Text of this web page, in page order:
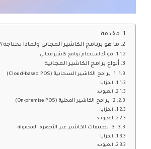
مقدمة
ما هو برنامج الكاشير المجاني ولماذا تحتاجه؟
فوائد استخدام برنامج كاشير مجاني
أنواع برامج الكاشير المجانية
1. برامج الكاشير السحابية (Cloud-based POS)
المزايا:
العيوب:
2. برامج الكاشير المحلية (On-premise POS)
المزايا:
العيوب:
3. تطبيقات الكاشير عبر الأجهزة المحمولة
المزايا:
العيوب: